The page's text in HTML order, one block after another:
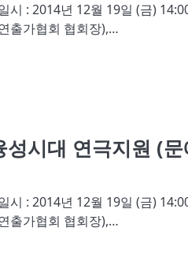
시 : 2014년 12월 19일 (금)
출가협회 협회장),…
시대 연극지원 (
시 : 2014년 12월 19일 (금)
출가협회 협회장),…